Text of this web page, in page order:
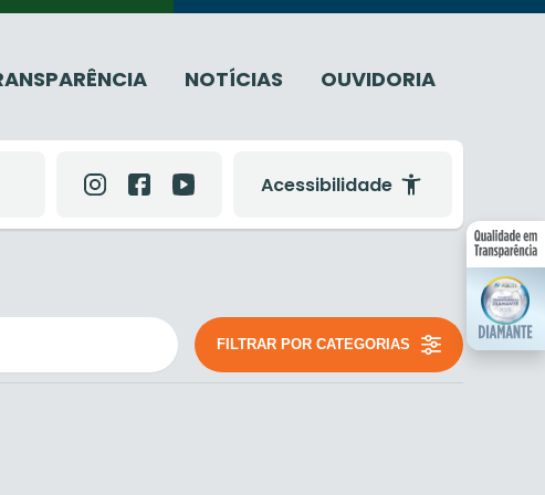
NOTÍCIAS OUVIDORIA
Acessibilidade
FILTRAR POR CATEGORIAS